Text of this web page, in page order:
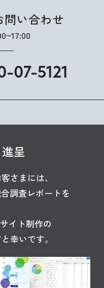
問い合わせ
07-5121
呈
さまには、
調査レポートを
イト制作の
幸いです。